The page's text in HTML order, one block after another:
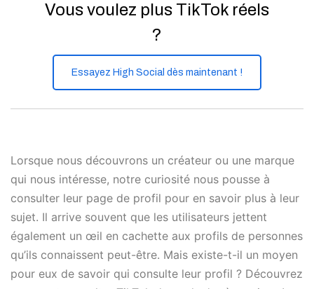
Vous voulez plus TikTok réels
?
Essayez High Social dès maintenant !
Lorsque nous découvrons un créateur ou une marque
qui nous intéresse, notre curiosité nous pousse à
consulter leur page de profil pour en savoir plus à leur
sujet. Il arrive souvent que les utilisateurs jettent
également un œil en cachette aux profils de personnes
qu’ils connaissent peut-être. Mais existe-t-il un moyen
pour eux de savoir qui consulte leur profil ? Découvrez